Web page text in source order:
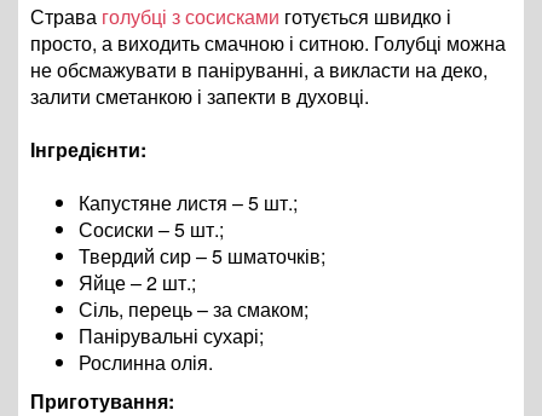
Страва голубці з сосисками готується швидко і
просто, а виходить смачною і ситною. Голубці можна
не обсмажувати в паніруванні, а викласти на деко,
залити сметанкою і запекти в духовці.
Інгредієнти:
Капустяне листя – 5 шт.;
Сосиски – 5 шт.;
Твердий сир – 5 шматочків;
Яйце – 2 шт.;
Сіль, перець – за смаком;
Панірувальні сухарі;
Рослинна олія.
Приготування: